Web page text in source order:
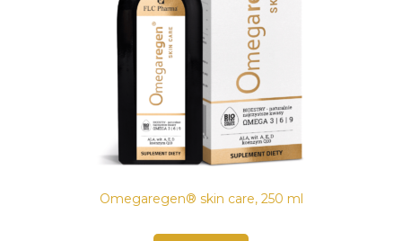
Omegaregen® skin care, 250 ml